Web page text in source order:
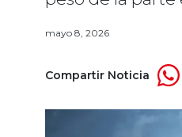
mayo 8, 2026
Compartir Noticia